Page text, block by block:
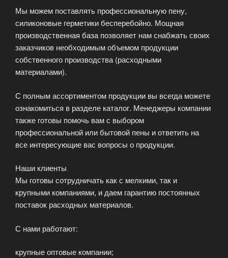
Мы можем поставлять профессиональную пену,
силиконовые герметики бесперебойно. Мощная
производственная база позволяет нам снабжать своих
заказчиков необходимым объемом продукции
собственного производства (расходными
материалами).
С полным ассортиментом продукции вы всегда можете
ознакомиться в разделе каталог. Менеджеры компании
также готовы помочь вам с выбором
профессиональной или бытовой пены и ответить на
все интересующие вас вопросы о продукции.
Наши клиенты
Мы готовы сотрудничать как с мелкими, так и
крупными компаниями, и даем гарантию постоянных
поставок расходных материалов.
С нами работают:
крупные оптовые компании;